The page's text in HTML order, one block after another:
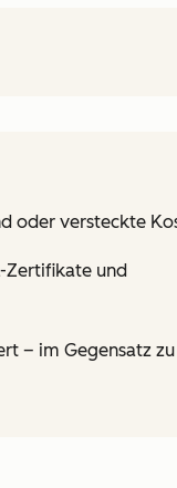
oder versteckte
Zertifikate und
– im Gegensatz